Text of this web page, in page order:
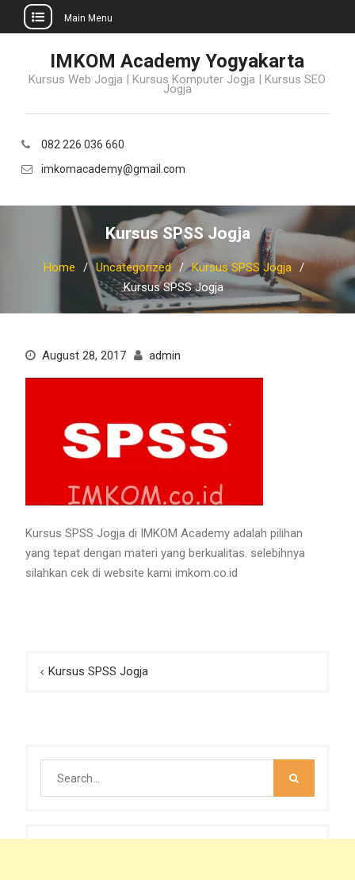
content
Main Menu
IMKOM Academy Yogyakarta
Kursus Web Jogja | Kursus Komputer Jogja | Kursus SEO
Jogja
082 226 036 660
imkomacademy@gmail.com
Kursus SPSS Jogja
Home Uncategorized
Kursus SPSS Jogja
Kursus SPSS Jogja
August 28, 2017 admin
Kursus SPSS Jogja di IMKOM Academy adalah pilihan
yang tepat dengan materi yang berkualitas. selebihnya
silahkan cek di website kami imkom.co.id
PostKursus SPSS Jogja